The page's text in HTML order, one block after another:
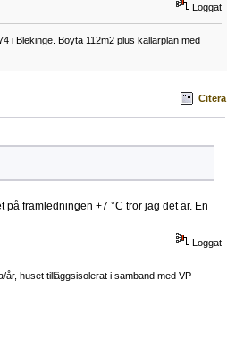
Loggat
i Blekinge. Boyta 112m2 plus källarplan med
Citera
framledningen +7 °C tror jag det är. En
Loggat
huset tilläggsisolerat i samband med VP-